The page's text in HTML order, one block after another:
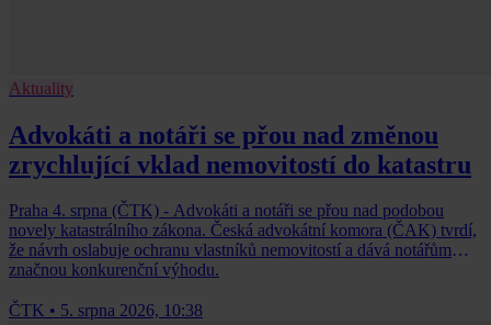
Aktuality
Advokáti a notáři se přou nad změnou
zrychlující vklad nemovitostí do katastru
Praha 4. srpna (ČTK) - Advokáti a notáři se přou nad podobou
novely katastrálního zákona. Česká advokátní komora (ČAK) tvrdí,
že návrh oslabuje ochranu vlastníků nemovitostí a dává notářům
značnou konkurenční výhodu.
ČTK • 5. srpna 2026, 10:38